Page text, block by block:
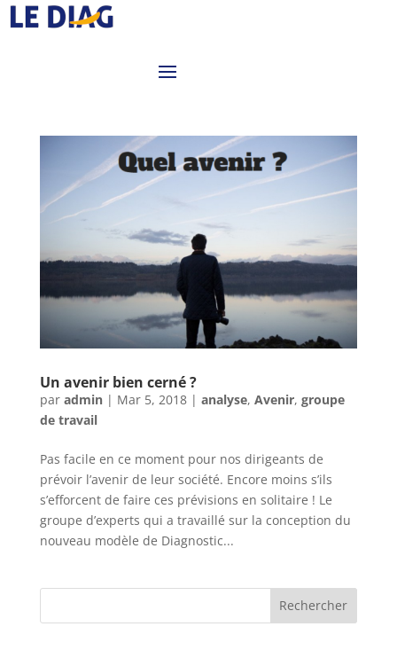
Un avenir bien cerné ?
par admin| Mar 5, 2018| analyse, Avenir, groupe
de travail
Pas facile en ce moment pour nos dirigeants de
prévoir l’avenir de leur société. Encore moins s’ils
s’efforcent de faire ces prévisions en solitaire ! Le
groupe d’experts qui a travaillé sur la conception du
nouveau modèle de Diagnostic...
Rechercher